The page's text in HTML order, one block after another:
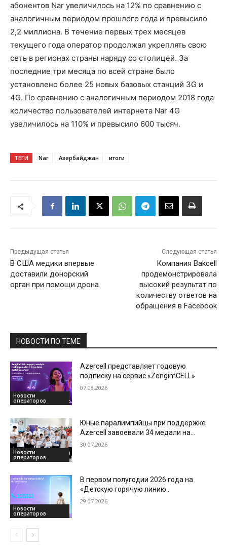
абонентов Nar увеличилось на 12% по сравнению с
аналогичным периодом прошлого года и превысило
2,2 миллиона. В течение первых трех месяцев
текущего года оператор продолжал укреплять свою
сеть в регионах страны наряду со столицей. За
последние три месяца по всей стране было
установлено более 25 новых базовых станций 3G и
4G. По сравнению с аналогичным периодом 2018 года
количество пользователей интернета Nar 4G
увеличилось на 110% и превысило 600 тысяч.
ТЕГИ Nar Азербайджан итоги
Предыдущая статья
В США медики впервые
доставили донорский
орган при помощи дрона
Следующая статья
Компания Bakcell
продемонстрировала
высокий результат по
количеству ответов на
обращения в Facebook
НОВОСТИ ПО ТЕМЕ
Новости
операторов
Azercell представляет годовую
подписку на сервис «ZengimCELL»
07.08.2026
Новости
операторов
Юные паралимпийцы при поддержке
Azercell завоевали 34 медали на
международной арене
30.07.2026
Новости
операторов
В первом полугодии 2026 года на
«Детскую горячую линию
Азербайджана» поступило более 3700
29.07.2026